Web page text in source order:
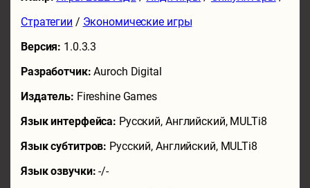
Стратегии / Экономические игры
Версия: 1.0.3.3
Разработчик:Auroch Digital
Издатель: Fireshine Games
Язык интерфейса: Русский, Английский, MULTi8
Язык субтитров: Русский, Английский, MULTi8
Язык озвучки:-/-